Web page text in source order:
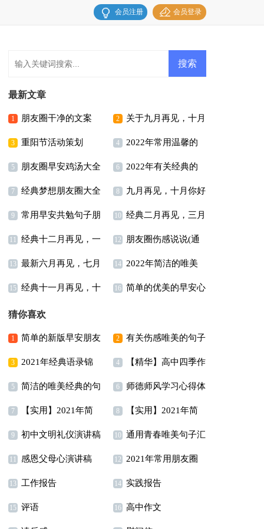
会员登录
会员注册
最新文章
1 朋友圈干净的文案 2 关于九月再见，十月
你好座右铭80句精选
3 重阳节活动策划 4 2022年常用温馨的
早安朋友圈问候语23句
5 朋友圈早安鸡汤大全
（精选175句）
6 2022年有关经典的
唯美句子合集79句
7 经典梦想朋友圈大全
（精选70句）
8 九月再见，十月你好
唯美座右铭说说汇总80
句
9 常用早安共勉句子朋
友圈21条
10 经典二月再见，三月
你好个性座右铭语录汇
总（精选90句）
11 经典十二月再见，一
月你好个性说说座右铭
汇总（精选100句）
12 朋友圈伤感说说(通
用15篇)
13 最新六月再见，七月
你好座右铭句子（通用
30句）
14 2022年简洁的唯美
的晚安朋友圈问候语集
15 经典十一月再见，十
二月你好个性座右铭说
说40句
16 简单的优美的早安心
猜你喜欢
1 简单的新版早安朋友
圈问候语大汇总60句
2 有关伤感唯美的句子
汇编46条
3 2021年经典语录锦
集60句
4 【精华】高中四季作
文合集10篇
5 简洁的唯美经典的句
子集锦39条
6 师德师风学习心得体
会15篇
7 【实用】2021年简
短的经典语录30句
8 【实用】2021年简
短的经典语录30句
9 初中文明礼仪演讲稿 10 通用青春唯美句子汇
总78条
11 感恩父母心演讲稿 12 2021年常用朋友圈
伤感语句集锦70句
13 工作报告 14 实践报告
15 评语 16 高中作文